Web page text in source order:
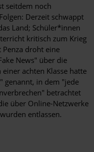
seitdem noch
Derzeit schwappt
Land; Schüler*innen
kritisch zum Krieg
Penza droht eine
News" über die
achten Klasse hatte
genannt, in dem "jede
betrachtet
über Online-Netzwerke
entlassen.